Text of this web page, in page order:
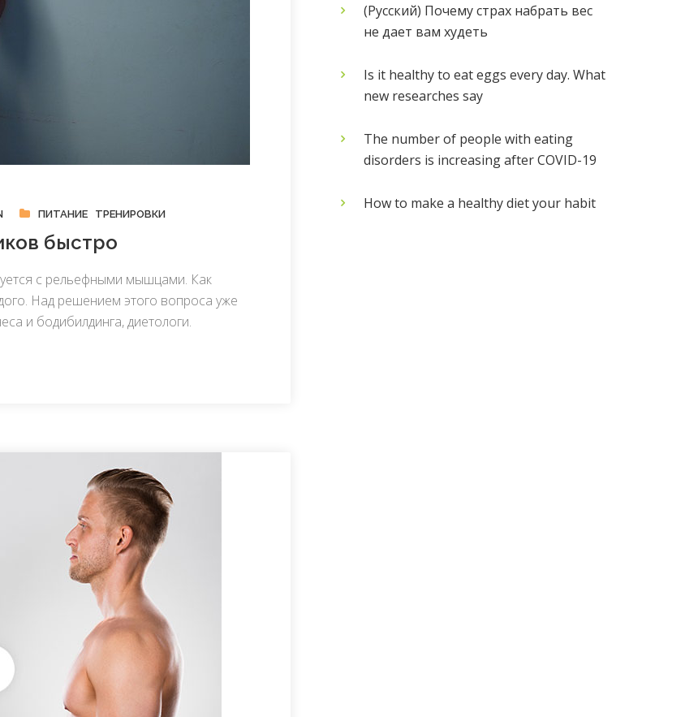
ПИТАНИЕ ТРЕНИРОВКИ
быстро
с рельефными мышцами. Как
Над решением этого вопроса уже
и бодибилдинга, диетологи.
(Русский) Почему страх набрать вес
не дает вам худеть
Is it healthy to eat eggs every day. What
new researches say
The number of people with eating
disorders is increasing after COVID-19
How to make a healthy diet your habit